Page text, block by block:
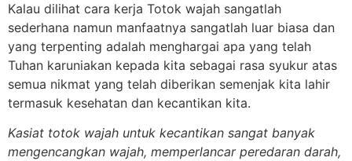
Kalau dilihat cara kerja Totok wajah sangatlah
sederhana namun manfaatnya sangatlah luar biasa dan
yang terpenting adalah menghargai apa yang telah
Tuhan karuniakan kepada kita sebagai rasa syukur atas
semua nikmat yang telah diberikan semenjak kita lahir
termasuk kesehatan dan kecantikan kita.
Kasiat totok wajah untuk kecantikan sangat banyak
mengencangkan wajah, memperlancar peredaran darah,